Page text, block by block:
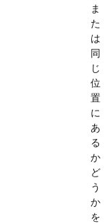
ま
た
は
同
じ
位
置
に
あ
る
か
ど
う
か
を